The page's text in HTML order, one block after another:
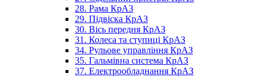
28. Рама КрАЗ
29. Підвіска КрАЗ
30. Вісь передня КрАЗ
31. Колеса та ступиці КрАЗ
34. Рульове управління КрАЗ
35. Гальмівна система КрАЗ
37. Електрообладнання КрАЗ